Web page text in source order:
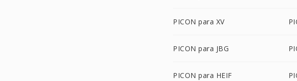
PICON para XV
PICON para JBG
PICON para HEIF